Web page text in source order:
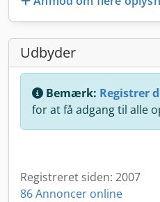
Udbyder
Bemærk: Registrer
for at få adgang til alle
Registreret siden: 2007
86 Annoncer online